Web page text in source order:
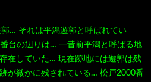
… それは平潟遊郭と呼ばれてい
台の辺りは… 一昔前平潟と呼ばる地
在していた… 現在跡地には遊郭は残
が微かに残されている… 松戸2000番